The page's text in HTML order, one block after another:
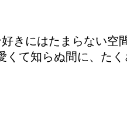
きにはたまらない空
て知らぬ間に、た